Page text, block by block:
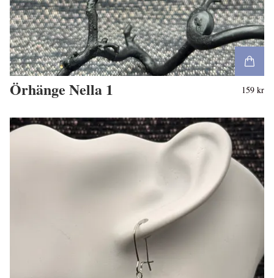
Örhänge Nella 1 159 kr